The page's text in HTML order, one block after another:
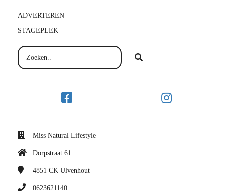
ADVERTEREN
STAGEPLEK
Miss Natural Lifestyle
Dorpstraat 61
4851 CK Ulvenhout
0623621140